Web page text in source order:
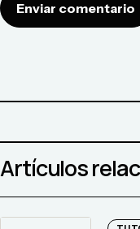
Enviar comentario
Artículos